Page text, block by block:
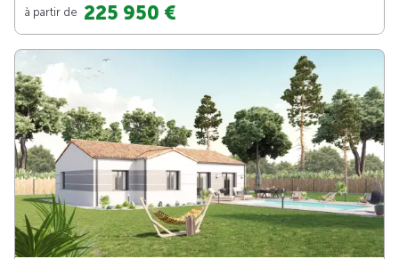
à partir de 225 950 €